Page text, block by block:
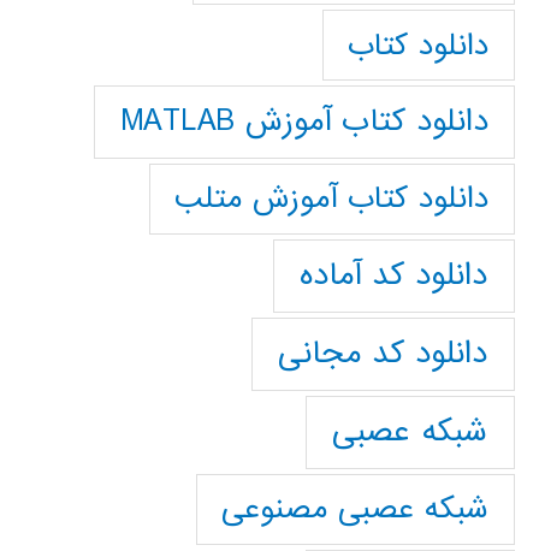
دانلود کتاب
دانلود کتاب آموزش MATLAB
دانلود کتاب آموزش متلب
دانلود کد آماده
دانلود کد مجانی
شبکه عصبی
شبکه عصبی مصنوعی